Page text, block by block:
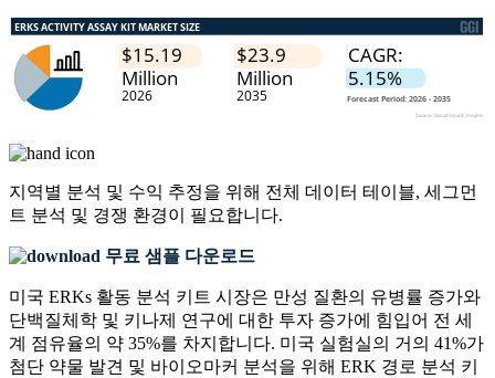
지역별 분석 및 수익 추정을 위해 전체 데이터 테이블, 세그먼
트 분석 및 경쟁 환경이 필요합니다.
무료 샘플 다운로드
미국 ERKs 활동 분석 키트 시장은 만성 질환의 유병률 증가와
단백질체학 및 키나제 연구에 대한 투자 증가에 힘입어 전 세
계 점유율의 약 35%를 차지합니다. 미국 실험실의 거의 41%가
첨단 약물 발견 및 바이오마커 분석을 위해 ERK 경로 분석 키